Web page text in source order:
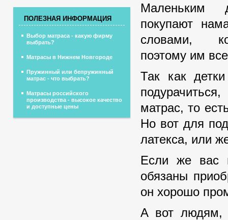
Маленьким
покупают
словами,
поэтому им
Так как
матрас, то
Но вот для
латекса, или
Если же вас
обязаны
он хорошо
А вот людям,
ПОЛЕЗНАЯ ИНФОРМАЦИЯ
Выбор матраса - какую фирму
выбрать?
Матрасы в Нижнем Новгороде
Пружинный или бепружинный
матрас - что выбрать?
Матрасы российского
производства - высокое качество
и доступные цены